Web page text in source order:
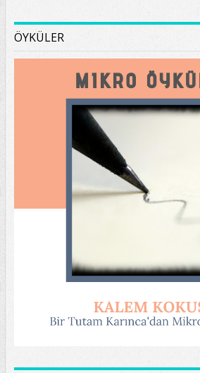
ÖYKÜLER